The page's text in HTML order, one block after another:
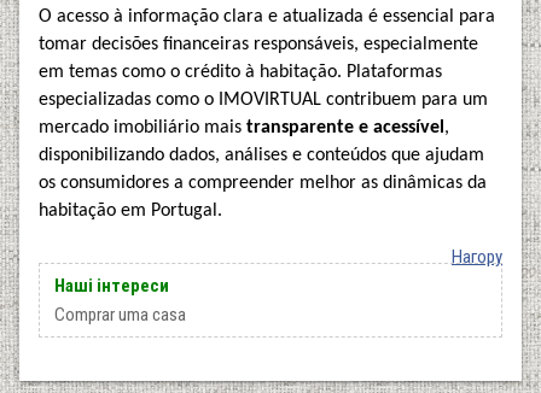
O acesso à informação clara e atualizada é essencial para
tomar decisões financeiras responsáveis, especialmente
em temas como o crédito à habitação. Plataformas
especializadas como o IMOVIRTUAL contribuem para um
mercado imobiliário mais transparente e acessível ,
disponibilizando dados, análises e conteúdos que ajudam
os consumidores a compreender melhor as dinâmicas da
habitação em Portugal.
Нагору
Наші інтереси
Comprar uma casa